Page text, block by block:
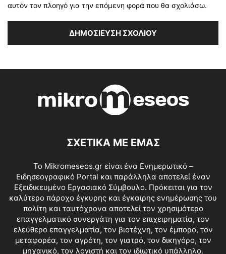
αυτόν τον πλοηγό για την επόμενη φορά που θα σχολιάσω.
ΣΧΕΤΙΚΑ ΜΕ ΕΜΑΣ
Το Mikromeseos.gr είναι ένα Ενημερωτικό –
Ειδησεογραφικό Portal και παράλληλα αποτελεί έναν
Εξειδικευμένο Εργασιακό Σύμβουλο. Πρόκειται για τον
καλύτερο πάροχο έγκυρης και έγκαιρης ενημέρωσης του
πολίτη και ταυτόχρονα αποτελεί τον χρησιμότερο
επαγγελματικό συνεργάτη για τον επιχειρηματία, τον
ελεύθερο επαγγελματία, τον βιοτέχνη, τον έμπορο, τον
μεταφορέα, τον αγρότη, τον γιατρό, τον δικηγόρο, τον
μηχανικό, τον λογιστή και τον ιδιωτικό υπάλληλο.